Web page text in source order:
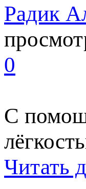
Радик
0
С
Читать